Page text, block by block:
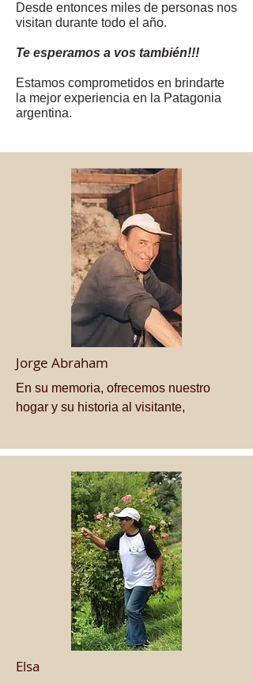
Desde entonces miles de personas nos
visitan durante todo el año.
Te esperamos a vos también!!!
Estamos comprometidos en brindarte
la mejor experiencia en la Patagonia
argentina.
Jorge Abraham
En su memoria, ofrecemos nuestro
hogar y su historia al visitante,
Elsa